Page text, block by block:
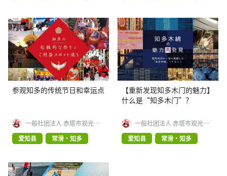
参观知多的传统节日和幸运点
一般社团法人 赤塔市观光协
爱知县
常滑・知多
【重新发现知多木门的魅力】
什么是“知多木门”？
一般社团法人 赤塔市观光协
会
爱知县
常滑・知多